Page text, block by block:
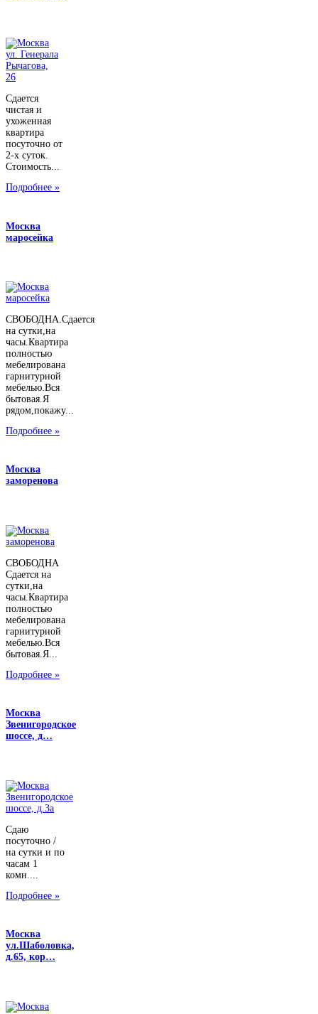
Сдается
чистая и
ухоженная
квартира
посуточно от
2-х суток.
Стоимость...
Подробнее »
Москва
маросейка
СВОБОДНА.Сдается
на сутки,на
часы.Квартира
полностью
мебелирована
гарнитурной
мебелью.Вся
бытовая.Я
рядом,покажу...
Подробнее »
Москва
заморенова
СВОБОДНА
Сдается на
сутки,на
часы.Квартира
полностью
мебелирована
гарнитурной
мебелью.Вся
бытовая.Я...
Подробнее »
Москва
Звенигородское
шоссе, д…
Сдаю
посуточно /
на сутки и по
часам 1
комн....
Подробнее »
Москва
ул.Шаболовка,
д.65, кор…